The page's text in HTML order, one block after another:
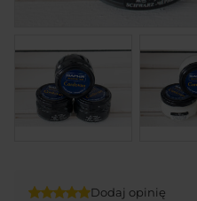
Dodaj opinię